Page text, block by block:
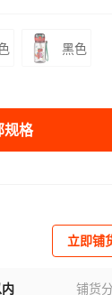
黑色
规格
立即铺
铺货